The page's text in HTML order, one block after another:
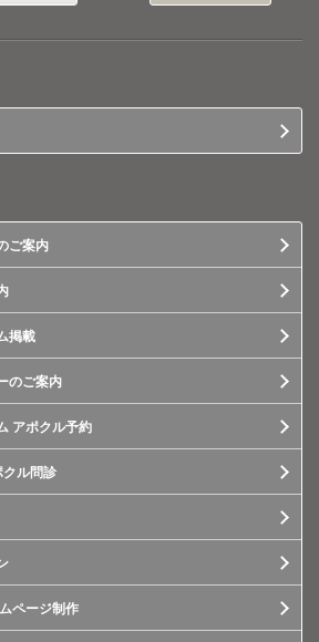
ご案内
掲載
のご案内
アポクル予約
ル問診
ページ制作